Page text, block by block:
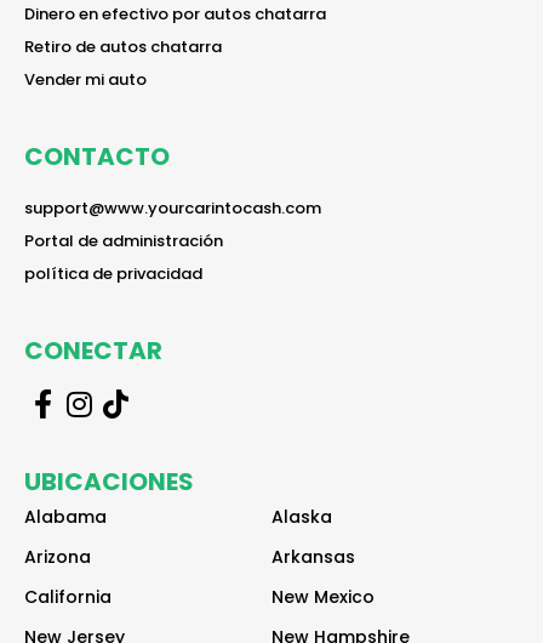
Dinero en efectivo por autos chatarra
reader
Retiro de autos chatarra
reader
Vender mi auto
reader
CONTACTO
support@www.yourcarintocash.com
reader
Portal de administración
reader
política de privacidad
reader
CONECTAR
d
e
d
e
d
e
UBICACIONES
Alabama
Alaska
Arizona
Arkansas
California
New Mexico
New Jersey
New Hampshire